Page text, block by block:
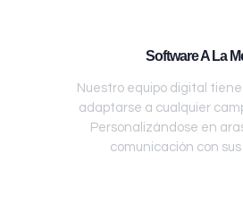
Software A La
Nuestro equipo digital
adaptarse a cualquier
Personalizándose en
comunicación con sus